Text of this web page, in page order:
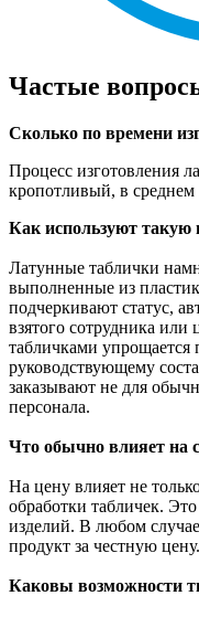
Частые
Сколько по времени
Процесс изготовления
кропотливый, в среднем
Как используют такую
Латунные таблички
выполненные из
подчеркивают статус,
взятого сотрудника
табличками упрощается
руководствующему
заказывают не для
персонала.
Что обычно влияет на
На цену влияет не
обработки табличек.
изделий. В любом
продукт за честную цену.
Каковы возможности